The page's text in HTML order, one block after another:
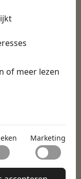
of meer lezen
bruikbaar te
en
mogelijk te
niet naar
website zich
Marketing